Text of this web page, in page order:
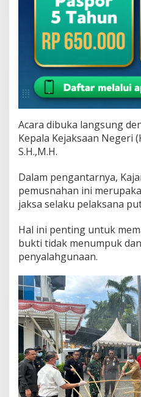
Acara dibuka langsung
Kepala Kejaksaan Negeri
S.H.,M.H.
Dalam pengantarnya,
pemusnahan ini
jaksa selaku pelaksana
Hal ini penting untuk
bukti tidak menumpuk
penyalahgunaan.